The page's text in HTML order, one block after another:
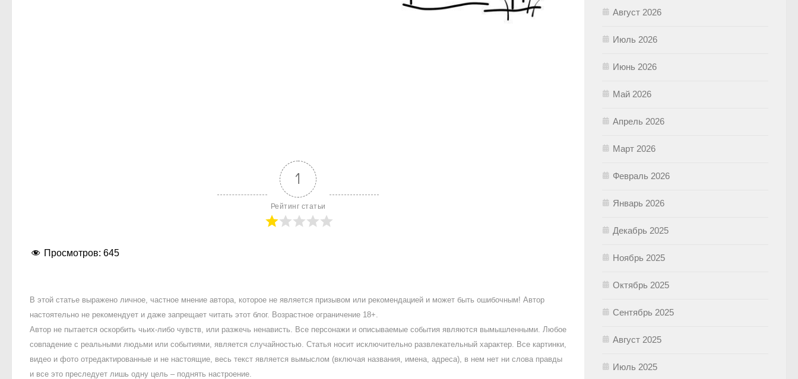
1
Рейтинг статьи
Просмотров: 645
В этой статье выражено личное, частное мнение автора, которое не является призывом или рекомендацией и может быть ошибочным! Автор
настоятельно не рекомендует и даже запрещает читать этот блог. Возрастное ограничение 18+.
Автор не пытается оскорбить чьих-либо чувств, или разжечь ненависть. Все персонажи и описываемые события являются вымышленными. Любое
совпадение с реальными людьми или событиями, является случайностью. Статья носит исключительно развлекательный характер. Все картинки,
видео и фото отредактированные и не настоящие, весь текст является вымыслом (включая названия, имена, адреса), в нем нет ни слова правды
и все это преследует лишь одну цель – поднять настроение.
Август 2026
Июль 2026
Июнь 2026
Май 2026
Апрель 2026
Март 2026
Февраль 2026
Январь 2026
Декабрь 2025
Ноябрь 2025
Октябрь 2025
Сентябрь 2025
Август 2025
Июль 2025